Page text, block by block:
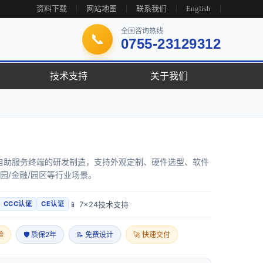
English
联系我们
网站地图
资料下载
📞
全国咨询热线
0755-23129312
技术支持 关于我们
服务终端的研发制造，支持外观定制、硬件选型、软件
/金融/园区等行业场景。
CCC认证 CE认证 📱 7x24技术支持
🛡 质保2年 📝 免费设计 🚀 快速交付